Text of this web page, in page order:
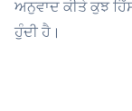
ਅਨੁਵਾਦ ਕੀਤੇ ਕੁਝ
ਹੁੰਦੀ ਹੈ।